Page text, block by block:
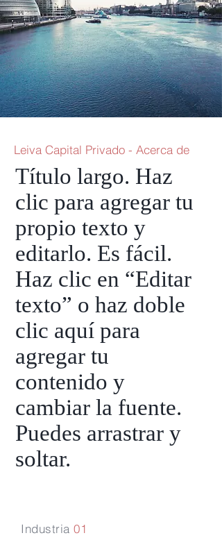
Leiva Capital Privado - Acerca de
Título largo. Haz
clic para agregar tu
propio texto y
editarlo. Es fácil.
Haz clic en “Editar
texto” o haz doble
clic aquí para
agregar tu
contenido y
cambiar la fuente.
Puedes arrastrar y
soltar.
Industria 01